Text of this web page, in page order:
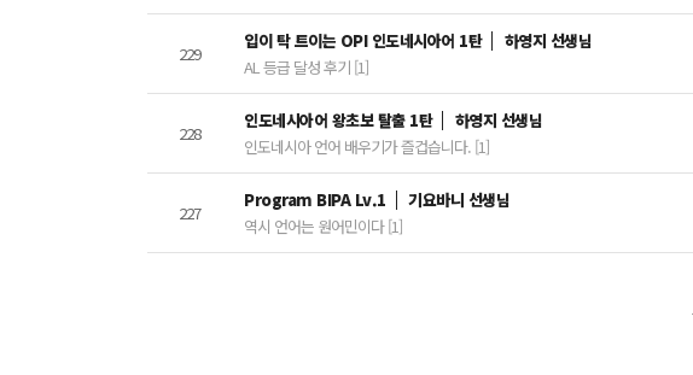
229
입이 탁 트이는 OPI 인도네시아어 1탄
하영지 선생님
AL 등급 달성 후기 [1]
228
인도네시아어 왕초보 탈출 1탄
하영지 선생님
인도네시아 언어 배우기가 즐겁습니다. [1]
227
Program BIPA Lv.1
기요바니 선생님
역시 언어는 원어민이다 [1]